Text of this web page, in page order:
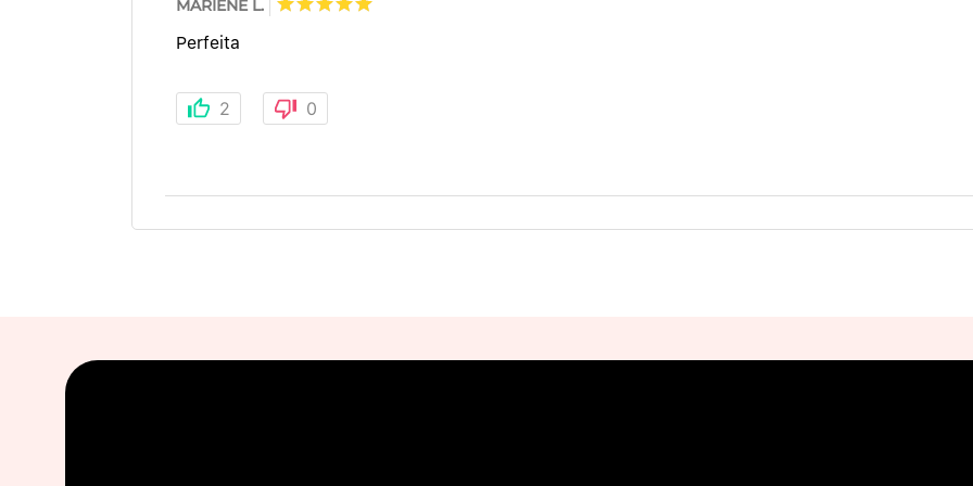
MARIENE L.
Perfeita
2 0